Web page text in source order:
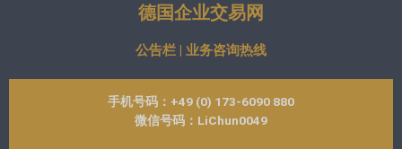
德国企业交易网
公告栏 | 业务咨询热线
手机号码：+49 (0) 173-6090 880
微信号码：LiChun0049